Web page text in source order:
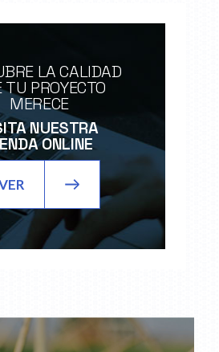
LA CALIDAD
TU PROYECTO
MERECE
NUESTRA
ONLINE